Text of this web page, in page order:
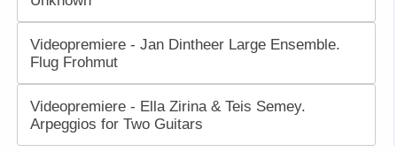
Videopremiere - Jan Dintheer Large Ensemble.
Flug Frohmut
Videopremiere - Ella Zirina & Teis Semey.
Arpeggios for Two Guitars